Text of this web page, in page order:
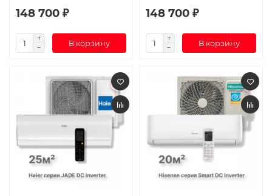
148 700 ₽
В корзину
148 700 ₽
В корзину